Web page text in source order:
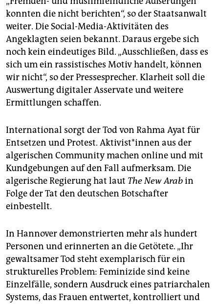
konnten die nicht berichten“, so der Staatsanwalt
weiter. Die Social-Media-Aktivitäten des
Angeklagten seien bekannt. Daraus ergebe sich
noch kein eindeutiges Bild. „Ausschließen, dass es
sich um ein rassistisches Motiv handelt, können
wir nicht“, so der Pressesprecher. Klarheit soll die
Auswertung digitaler Asservate und weitere
Ermittlungen schaffen.
International sorgt der Tod von Rahma Ayat für
Entsetzen und Protest. Ak­ti­vis­t*in­nen aus der
algerischen Community machen online und mit
Kundgebungen auf den Fall aufmerksam. Die
algerische Regierung hat laut The New Arabin
Folge der Tat den deutschen Botschafter
einbestellt.
In Hannover demonstrierten mehr als hundert
Personen und erinnerten an die Getötete. „Ihr
gewaltsamer Tod steht exemplarisch für ein
strukturelles Problem: Feminizide sind keine
Einzelfälle, sondern Ausdruck eines patriarchalen
Systems, das Frauen entwertet, kontrolliert und